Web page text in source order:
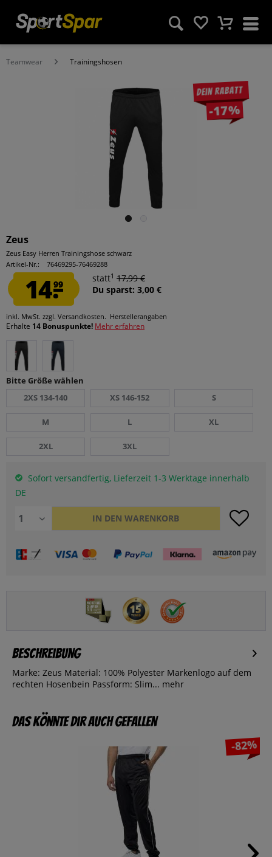
Teamwear Trainingshosen
Dein Rabatt
-17%
Zeus
Zeus Easy Herren Trainingshose schwarz
Artikel-Nr.:
76469295-76469288
14.99
statt1 17,99 €
Du sparst: 3,00 €
inkl. MwSt. zzgl. Versandkosten. Herstellerangaben
Erhalte 14 Bonuspunkte! Mehr erfahren
Bitte Größe wählen
2XS 134-140
XS 146-152 S
M L XL
2XL 3XL
Sofort versandfertig, Lieferzeit 1-3 Werktage innerhalb
DE
IN DEN WARENKORB
Beschreibung
Marke: Zeus Material: 100% Polyester Markenlogo auf dem
rechten Hosenbein Passform: Slim... mehr
Das könnte dir auch gefallen
-82%